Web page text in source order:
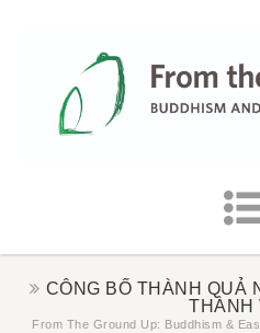
CÔNG BỐ THÀNH QUẢ
THÀNH
From The Ground Up: Buddhism &